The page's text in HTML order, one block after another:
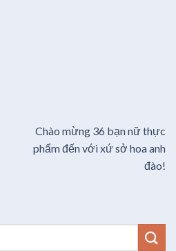
Chào mừng 36 bạn nữ thực
phẩm đến với xứ sở hoa anh
đào!